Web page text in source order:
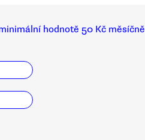
hodnotě 50 Kč měsíčně